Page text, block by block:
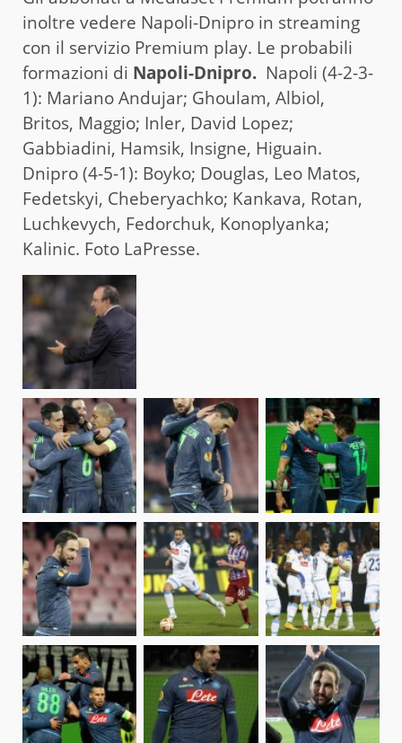
inoltre vedere Napoli-Dnipro in streaming
con il servizio Premium play. Le probabili
formazioni di Napoli-Dnipro. Napoli (4-2-3-
1): Mariano Andujar; Ghoulam, Albiol,
Britos, Maggio; Inler, David Lopez;
Gabbiadini, Hamsik, Insigne, Higuain.
Dnipro (4-5-1): Boyko; Douglas, Leo Matos,
Fedetskyi, Cheberyachko; Kankava, Rotan,
Luchkevych, Fedorchuk, Konoplyanka;
Kalinic. Foto LaPresse.